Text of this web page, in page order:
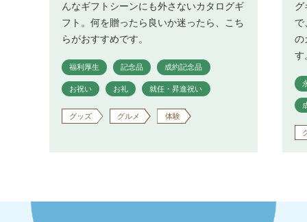
んなギフトシーンにも外さないカタログギ
フト。何を贈ったら良いか迷ったら、こち
らがおすすめです。
福利厚生 記念品 成約記念品
お祝い お礼 就任・昇進祝い
グッズ グルメ 体験
グ
で
の
す